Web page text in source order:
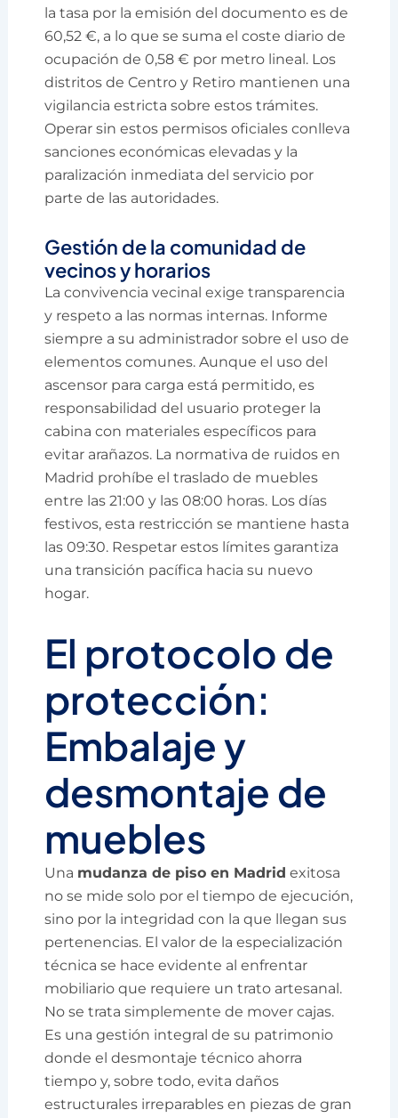
la tasa por la emisión del documento es de
60,52 €, a lo que se suma el coste diario de
ocupación de 0,58 € por metro lineal. Los
distritos de Centro y Retiro mantienen una
vigilancia estricta sobre estos trámites.
Operar sin estos permisos oficiales conlleva
sanciones económicas elevadas y la
paralización inmediata del servicio por
parte de las autoridades.
Gestión de la comunidad de
vecinos y horarios
La convivencia vecinal exige transparencia
y respeto a las normas internas. Informe
siempre a su administrador sobre el uso de
elementos comunes. Aunque el uso del
ascensor para carga está permitido, es
responsabilidad del usuario proteger la
cabina con materiales específicos para
evitar arañazos. La normativa de ruidos en
Madrid prohíbe el traslado de muebles
entre las 21:00 y las 08:00 horas. Los días
festivos, esta restricción se mantiene hasta
las 09:30. Respetar estos límites garantiza
una transición pacífica hacia su nuevo
hogar.
El protocolo de
protección:
Embalaje y
desmontaje de
muebles
Una mudanza de piso en Madrid exitosa
no se mide solo por el tiempo de ejecución,
sino por la integridad con la que llegan sus
pertenencias. El valor de la especialización
técnica se hace evidente al enfrentar
mobiliario que requiere un trato artesanal.
No se trata simplemente de mover cajas.
Es una gestión integral de su patrimonio
donde el desmontaje técnico ahorra
tiempo y, sobre todo, evita daños
estructurales irreparables en piezas de gran